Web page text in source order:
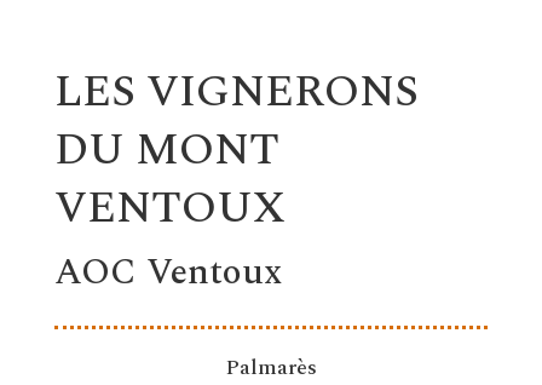
LES VIGNERONS
DU MONT
VENTOUX
AOC Ventoux
Palmarès